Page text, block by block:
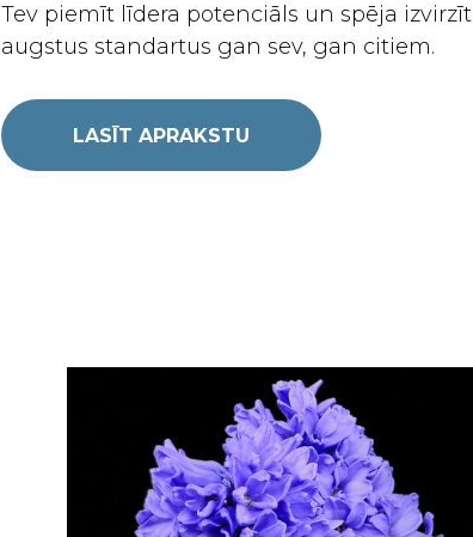
Tev piemīt līdera potenciāls un spēja izvirzīt
augstus standartus gan sev, gan citiem.
LASĪT APRAKSTU